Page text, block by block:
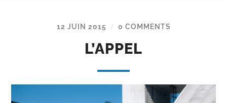
12 JUIN 2015 / 0 COMMENTS
L’APPEL